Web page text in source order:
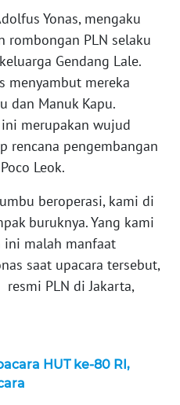
Yonas, mengaku
rombongan PLN selaku
Gendang Lale.
menyambut mereka
dan Manuk Kapu.
merupakan wujud
rencana pengembangan
Leok.
beroperasi, kami di
buruknya. Yang kami
ini malah manfaat
saat upacara tersebut,
PLN di Jakarta,
HUT ke-80 RI,